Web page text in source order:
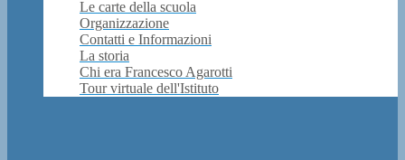
Le carte della scuola
Organizzazione
Contatti e Informazioni
La storia
Chi era Francesco Agarotti
Tour virtuale dell'Istituto